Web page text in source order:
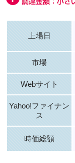
上場日
市場
Webサイト
Yahoo!ファイナン
ス
時価総額